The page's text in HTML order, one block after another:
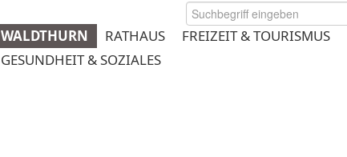
WALDTHURN RATHAUS FREIZEIT & TOURISMUS
GESUNDHEIT & SOZIALES